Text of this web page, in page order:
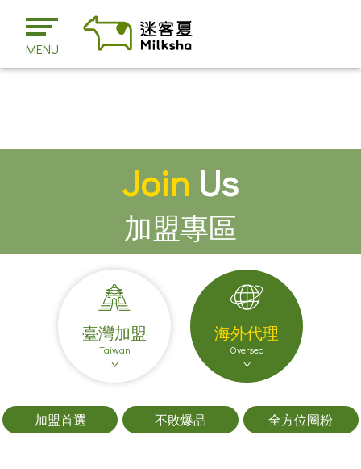
MENU
Join Us
加盟專區
臺灣加盟
Taiwan
海外代理
Oversea
加盟首選 不敗爆品 全方位圈粉